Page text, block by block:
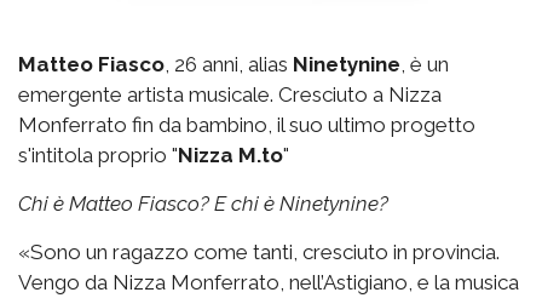
Matteo Fiasco , 26 anni, alias Ninetynine , è un
emergente artista musicale. Cresciuto a Nizza
Monferrato fin da bambino, il suo ultimo progetto
s'intitola proprio "Nizza M.to"
Chi è Matteo Fiasco? E chi è Ninetynine?
«Sono un ragazzo come tanti, cresciuto in provincia.
Vengo da Nizza Monferrato, nell’Astigiano, e la musica